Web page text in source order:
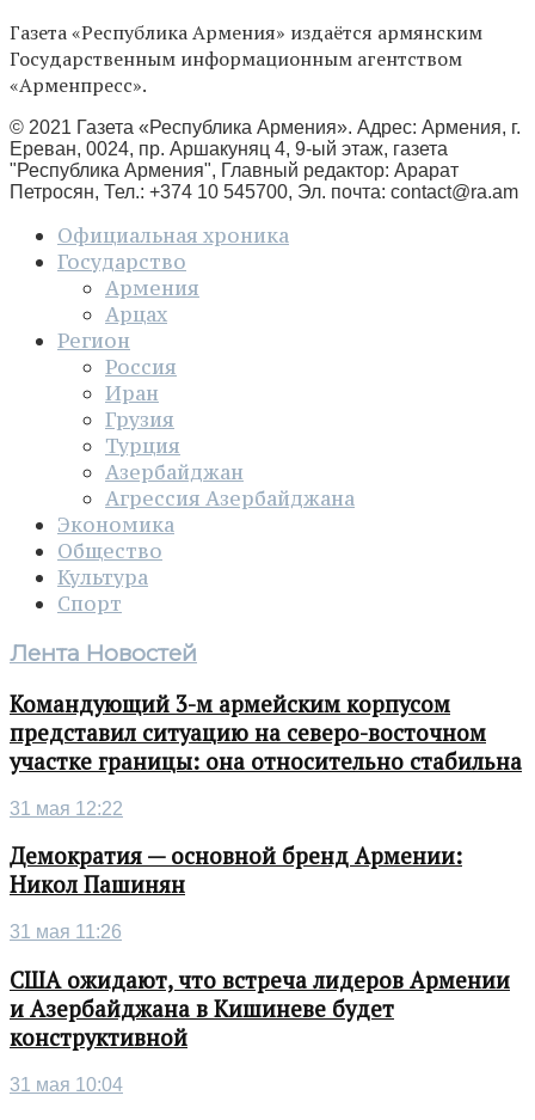
Газета «Республика Армения» издаётся армянским
Государственным информационным агентством
«Арменпресс».
© 2021 Газета «Республика Армения». Адрес: Армения, г.
Ереван, 0024, пр. Аршакуняц 4, 9-ый этаж, газета
"Республика Армения", Главный редактор: Арарат
Петросян, Тел.: +374 10 545700, Эл. почта: contact@ra.am
Официальная хроника
Государство
Армения
Арцах
Регион
Россия
Иран
Грузия
Турция
Азербайджан
Агрессия Азербайджана
Экономика
Общество
Культура
Спорт
Лента Новостей
Командующий 3-м армейским корпусом
представил ситуацию на северо-восточном
участке границы: она относительно стабильна
31 мая 12:22
Демократия — основной бренд Армении:
Никол Пашинян
31 мая 11:26
США ожидают, что встреча лидеров Армении
и Азербайджана в Кишиневе будет
конструктивной
31 мая 10:04